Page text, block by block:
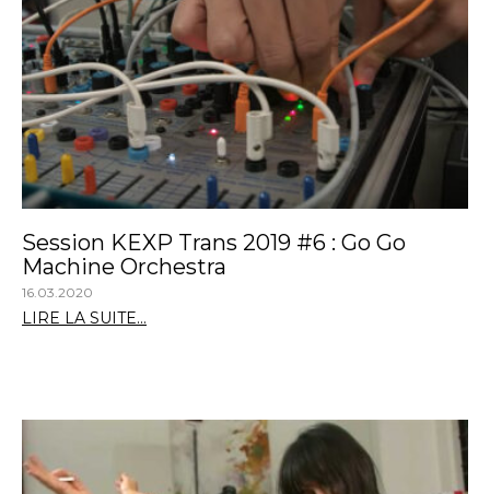
Session KEXP Trans 2019 #6 : Go Go
Machine Orchestra
16.03.2020
LIRE LA SUITE...